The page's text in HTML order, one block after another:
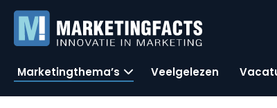
Marketingthema’s Veelgelezen